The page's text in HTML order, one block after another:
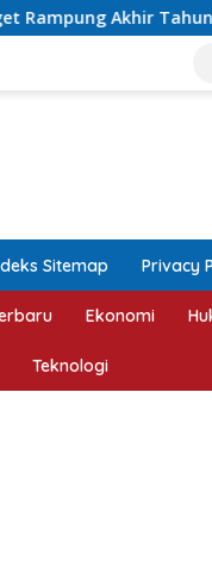
Asrori Terpilih
Sitemap Privacy
Ekonomi
Teknologi